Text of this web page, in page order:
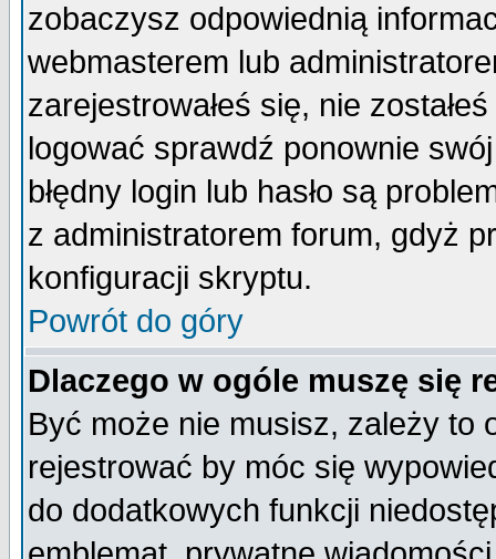
zobaczysz odpowiednią
webmasterem lub
zarejestrowałeś się, nie
logować sprawdź ponownie
błędny login lub hasło są
z administratorem forum, gdyż
konfiguracji skryptu.
Powrót do góry
Dlaczego w ogóle muszę się
Być może nie musisz, zależy to
rejestrować by móc się
do dodatkowych funkcji